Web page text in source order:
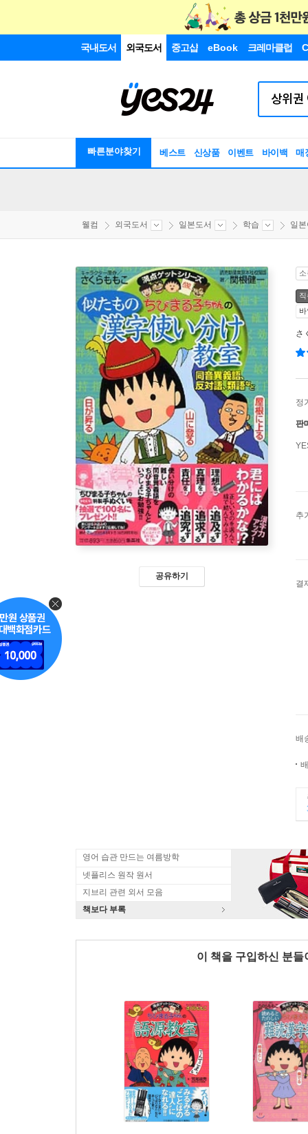
국내도서 외국도서 중고샵 eBook 크레마클럽
빠른분야찾기 베스트 신상품 이벤트 바이백 매
웰컴 외국도서 일본도서 학습 일
공유하기
さ
정
판
추
결
배
영어 습관 만드는 여름방학
넷플리스 원작 원서
지브리 관련 외서 모음
책보다 부록
이 책을 구입하신 분